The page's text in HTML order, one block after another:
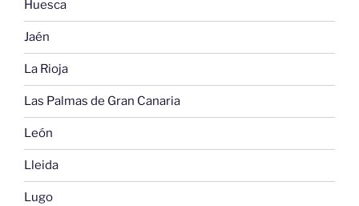
Huesca
Jaén
La Rioja
Las Palmas de Gran Canaria
León
Lleida
Lugo